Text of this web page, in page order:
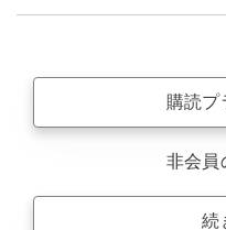
購読プ
非会員
続